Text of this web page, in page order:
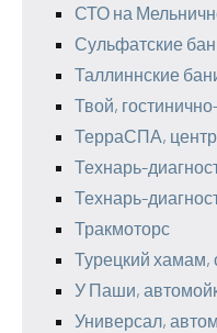
СТО на
Сульфатские
Таллиннские
Твой,
ТерраСПА, центр
Технарь-
Технарь-
Тракмоторс
Турецкий хамам,
У Паши,
Универсал,